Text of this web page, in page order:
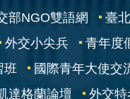
部NGO雙語網
臺
外交小尖兵
青年度
班
國際青年大使交
達格蘭論壇 外交特